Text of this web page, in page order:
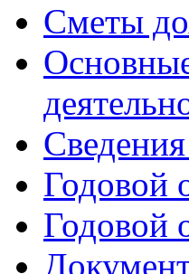
Сметы
Годовой
Годовой